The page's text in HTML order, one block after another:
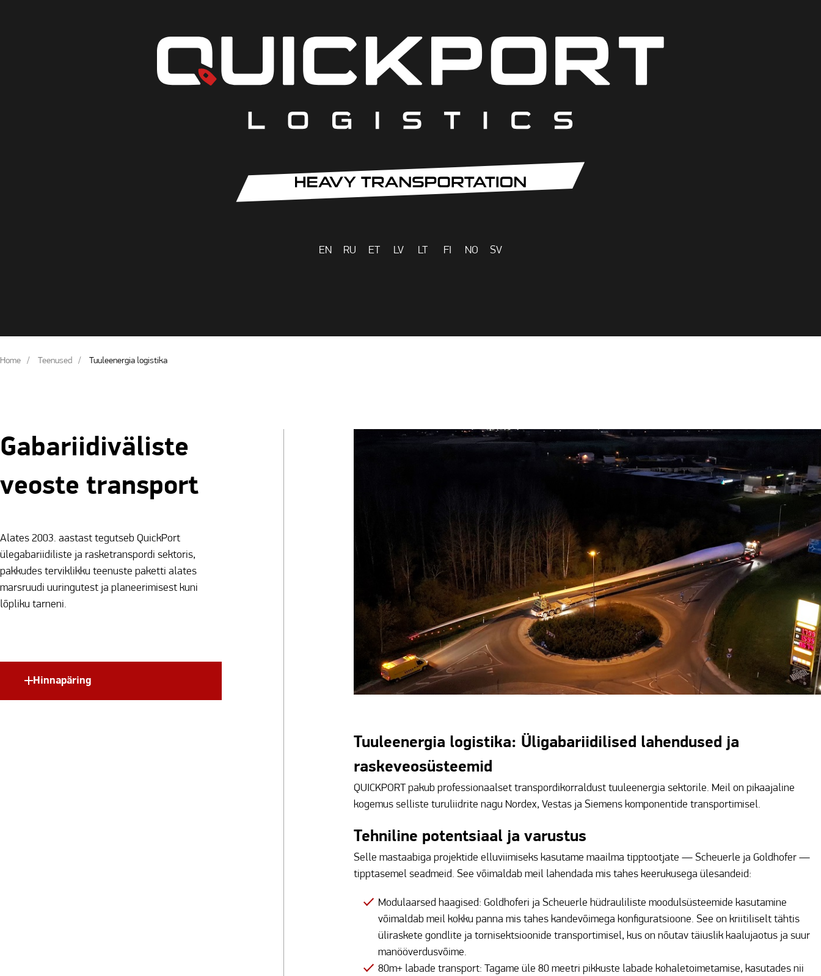
EN RU ET LV LT FI NO SV
Home Teenused Tuuleenergia logistika
Gabariidiväliste
veoste transport
Alates 2003. aastast tegutseb QuickPort
ülegabariidiliste ja rasketranspordi sektoris,
pakkudes terviklikku teenuste paketti alates
marsruudi uuringutest ja planeerimisest kuni
lõpliku tarneni.
Hinnapäring
Tuuleenergia logistika: Üligabariidilised lahendused ja
raskeveosüsteemid
QUICKPORT pakub professionaalset transpordikorraldust tuuleenergia sektorile. Meil on pikaajaline
kogemus selliste turuliidrite nagu Nordex, Vestas ja Siemens komponentide transportimisel.
Tehniline potentsiaal ja varustus
Selle mastaabiga projektide elluviimiseks kasutame maailma tipptootjate — Scheuerle ja Goldhofer —
tipptasemel seadmeid. See võimaldab meil lahendada mis tahes keerukusega ülesandeid:
Modulaarsed haagised: Goldhoferi ja Scheuerle hüdrauliliste moodulsüsteemide kasutamine
võimaldab meil kokku panna mis tahes kandevõimega konfiguratsioone. See on kriitiliselt tähtis
üliraskete gondlite ja tornisektsioonide transportimisel, kus on nõutav täiuslik kaalujaotus ja suur
manööverdusvõime.
80m+ labade transport: Tagame üle 80 meetri pikkuste labade kohaletoimetamise, kasutades nii